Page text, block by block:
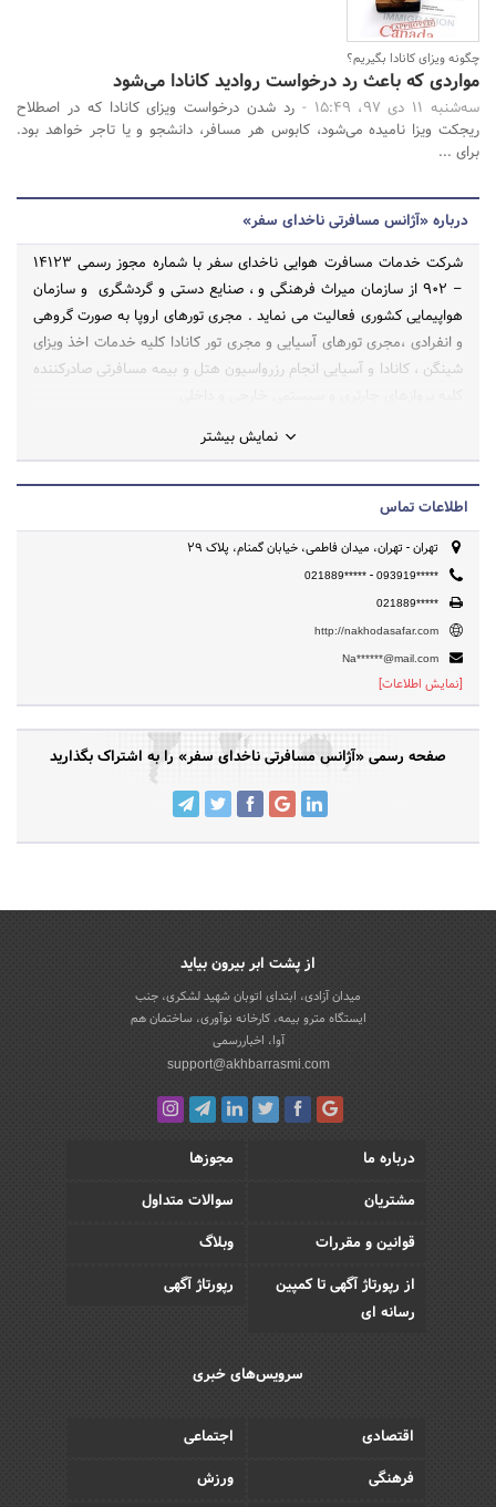
چگونه ویزای کانادا بگیریم؟
مواردی که باعث رد درخواست روادید کانادا می‌شود
سه‌شنبه 11 دی 97، 15:49 -
رد شدن درخواست ویزای کانادا که در اصطلاح
ریجکت ویزا نامیده می‌شود، کابوس هر مسافر، دانشجو و یا تاجر خواهد بود.
برای ...
درباره «آژانس مسافرتی ناخدای سفر»
شرکت خدمات مسافرت هوایی ناخدای سفر با شماره مجوز رسمی 14123
– 902 از سازمان میراث فرهنگی و ، صنایع دستی و گردشگری و سازمان
هواپیمایی کشوری فعالیت می نماید . مجری تورهای اروپا به صورت گروهی
و انفرادی ،مجری تورهای آسیایی و مجری تور کانادا کلیه خدمات اخذ ویزای
شینگن ، کانادا و آسیایی انجام رزرواسیون هتل و بیمه مسافرتی صادرکننده
نمایش بیشتر
اطلاعات تماس
تهران - تهران، میدان فاطمی، خیابان گمنام، پلاک ۲۹
021889***** - 093919*****
021889*****
http://nakhodasafar.com
Na******@mail.com
[نمایش اطلاعات]
صفحه رسمی «آژانس مسافرتی ناخدای سفر» را به اشتراک بگذارید
از پشت ابر بیرون بیاید
میدان آزادی، ابتدای اتوبان شهید لشکری، جنب
ایستگاه مترو بیمه، کارخانه نوآوری، ساختمان هم
آوا، اخباررسمی
support@akhbarrasmi.com
درباره ما
مجوزها
مشتریان
سوالات متداول
قوانین و مقررات
وبلاگ
از رپورتاژ آگهی تا کمپین
رسانه ای
رپورتاژ آگهی
سرویس‌های خبری
اقتصادی
اجتماعی
فرهنگی
ورزش